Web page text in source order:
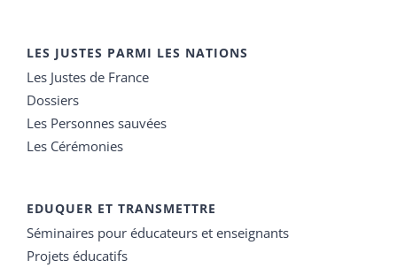
LES JUSTES PARMI LES NATIONS
Les Justes de France
Dossiers
Les Personnes sauvées
Les Cérémonies
EDUQUER ET TRANSMETTRE
Séminaires pour éducateurs et enseignants
Projets éducatifs